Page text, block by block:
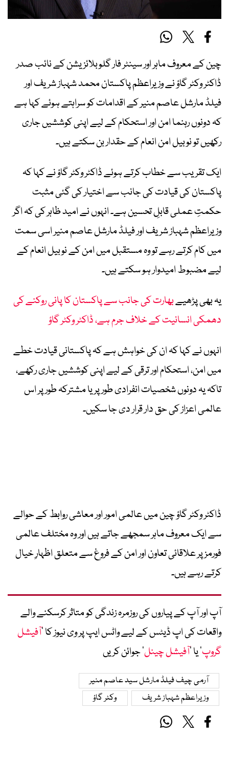
چین کے معروف ماہر اور سینٹر فار گلوبلائزیشن کے نائب صدر
ڈاکٹر وکٹر گاؤ نے وزیراعظم پاکستان محمد شہباز شریف اور
فیلڈ مارشل عاصم منیر کے اقدامات کو سراہتے ہوئے کہا ہے
کہ دونوں رہنما امن اور استحکام کے لیے اپنی کوششیں جاری
رکھیں تو نوبیل امن انعام کے حقدار بن سکتے ہیں۔
ایک تقریب سے خطاب کرتے ہوئے ڈاکٹر وکٹر گاؤ نے کہا کہ
پاکستان کی قیادت کی جانب سے اختیار کی گئی مثبت
حکمتِ عملی قابلِ تحسین ہے۔ انہوں نے امید ظاہر کی کہ اگر
وزیراعظم شہباز شریف اور فیلڈ مارشل عاصم منیر اسی سمت
میں کام کرتے رہے تو وہ مستقبل میں امن کے نوبیل انعام کے
لیے مضبوط امیدوار ہو سکتے ہیں۔
یہ بھی پڑھیےبھارت کی جانب سے پاکستان کا پانی روکنے کی
دھمکی انسانیت کے خلاف جرم ہے، ڈاکٹر وکٹر گاؤ
انہوں نے کہا کہ ان کی خواہش ہے کہ پاکستانی قیادت خطے
میں امن، استحکام اور ترقی کے لیے اپنی کوششیں جاری رکھے،
تاکہ یہ دونوں شخصیات انفرادی طور پر یا مشترکہ طور پر اس
عالمی اعزاز کی حق دار قرار دی جا سکیں۔
ڈاکٹر وکٹر گاؤ چین میں عالمی امور اور معاشی روابط کے حوالے
سے ایک معروف ماہر سمجھے جاتے ہیں اور وہ مختلف عالمی
فورمز پر علاقائی تعاون اور امن کے فروغ سے متعلق اظہارِ خیال
کرتے رہے ہیں۔
آپ اور آپ کے پیاروں کی روزمرہ زندگی کو متاثر کرسکنے والے
واقعات کی اپ ڈیٹس کے لیے واٹس ایپ پر وی نیوز کا ’آفیشل
گروپ‘ یا ’آفیشل چینل‘ جوائن کریں
آرمی چیف فیلڈ مارشل سید عاصم منیر
وزیراعظم شہباز شریف
وکٹر گاؤ